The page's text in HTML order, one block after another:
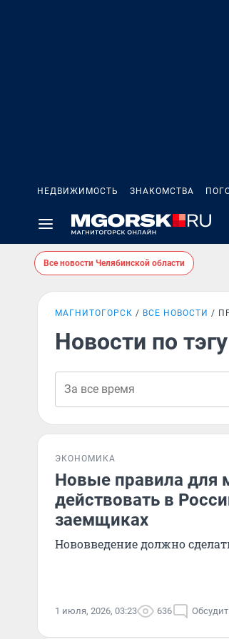
НЕДВИЖИМОСТЬ ЗНАКОМСТВА
Все новости Челябинской области
МАГНИТОГОРСК ВСЕ НОВОСТИ
Новости по
ЭКОНОМИКА
Новые правила для
действовать в
заемщиках
Нововведение должно
1 июля, 2026, 03:23 636